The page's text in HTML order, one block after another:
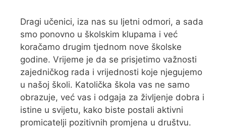
Dragi učenici, iza nas su ljetni odmori, a sada
smo ponovno u školskim klupama i već
koračamo drugim tjednom nove školske
godine. Vrijeme je da se prisjetimo važnosti
zajedničkog rada i vrijednosti koje njegujemo
u našoj školi. Katolička škola vas ne samo
obrazuje, već vas i odgaja za življenje dobra i
istine u svijetu, kako biste postali aktivni
promicatelji pozitivnih promjena u društvu.